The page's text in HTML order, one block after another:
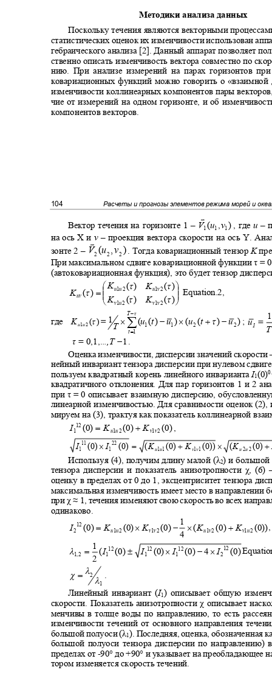
Методики анализа данных
Поскольку течения являются векторными
статистических оценок их изменчивости использован
гебраического анализа [2]. Данный аппарат позволяет
ственно описать изменчивость вектора совместно по
нию. При анализе измерений на парах горизонтов
ковариационных функций можно говорить о
изменчивости коллинеарных компонентов пары
чие от измерений на одном горизонте, и об
компонентов векторов.
104 Расчеты и прогнозы элементов режима морей и

Вектор течения на горизонте 1 ‒ V1 (u1 ,v1) , гдеu‒
на ось Xиv‒ проекция вектора скорости на осьY.

V(u,v)
зонте 2 ‒ . Тогда ковариационный тензор K
2 2 2
При максимальном сдвиге ковариационной функции τ =
(автоковариационная функция), это будет тензор
Ku1u2(τ) Ku1v2(τ)
 
Equation.2,
 
Kuv(τ) =
Kv1 u2 (τ)Kv1v2(τ)
 
T−τ 1
1
гдеKu1u2 (τ)= ;
× (u(t)−u)×(u(t+τ)−u)u1 =
∑ 1 1 2 2
T T
t=1
τ = 0,1,...,T−1
Оценка изменчивости, дисперсии значений скорости
нейный инвариант тензора дисперсии при нулевом
пользуем квадратный корень линейного инвариантаI1(0)
квадратичного отклонения. Для пар горизонтов 1 и 2
при τ=0 описывает взаимную дисперсию,
линеарной изменчивостью. Для сравнимости оценок
мируем на (3), трактуя как показатель коллинеарной
I1
12 (0)=Ku1u2(0)+Kv1v2 (0)
I1
11 (0) × I1
22 (0) =(Ku1u1(0)+ Kv1v1 (0)) ×(Ku 2u 2 (0) +
Используя (4), получим длину малой (λ2) и большой
тензора дисперсии и показатель анизотропности χ, (6)
оценку в пределах от 0 до 1, эксцентриситет тензора
максимальная изменчивость имеет место в
при χ ≈ 1 , течения изменяют свою скорость во всех
одинаково.
1
I2
12 (0)=Ku1 u2 (0)× Kv1 v2(0)− ×(Ku1 v2(0)+ Kv1 u2 (0))
4
1
(I1
12 (0)±I1
12 (0)× I1
12 (0)−4 ×I2(0)
12
λ1,2=
λ
2
2λ1
χ =
Линейный инвариант (I1) описывает общую
скорости. Показатель анизотропности χ описывает
менчивы в толще воды по направлению, то есть
изменчивости течений от основного направления
большой полуоси (λ1 ). Последняя, оценка, обозначенная
большой полуоси тензора дисперсии по
пределах от-90° до +90° и указывает на преобладающее
тором изменяется скорость течений.